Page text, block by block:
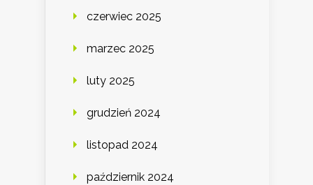
czerwiec 2025
marzec 2025
luty 2025
grudzień 2024
listopad 2024
październik 2024